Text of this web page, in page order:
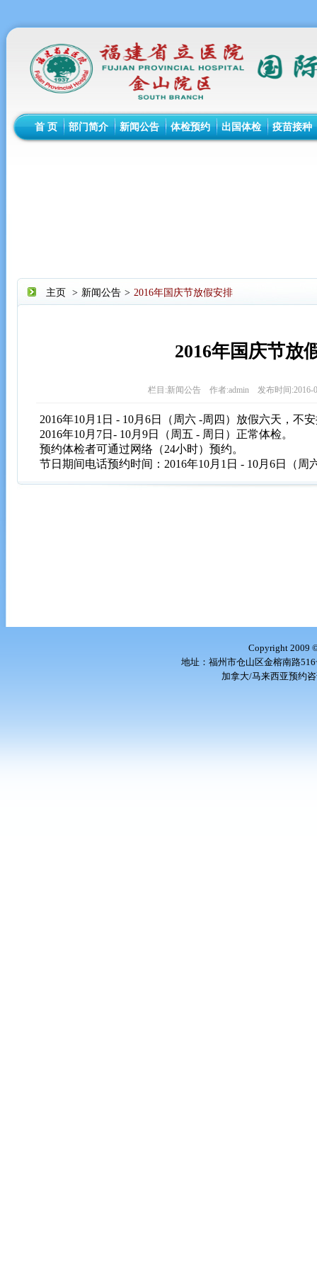
首 页 部门简介 新闻公告 体检预约 出国体检 疫苗接种
主页 > 新闻公告 > 2016年国庆节放假安排
2016年国庆节放
栏目:新闻公告 作者:admin 发布时间:2016-
2016年10月1日 - 10月6日（周六 -周四）放假六天，不
2016年10月7日- 10月9日（周五 - 周日）正常体检。
预约体检者可通过网络（24小时）预约。
节日期间电话预约时间：2016年10月1日 - 10月6日（周
Copyright 2009
地址：福州市仓山区金榕南路
加拿大/马来西亚预约